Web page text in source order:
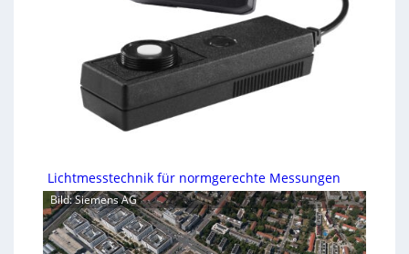
Lichtmesstechnik für normgerechte Messungen
Bild: Siemens AG